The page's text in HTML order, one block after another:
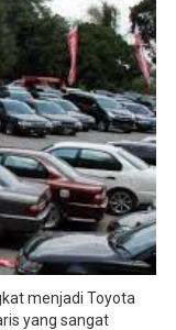
menjadi Toyota
yang sangat